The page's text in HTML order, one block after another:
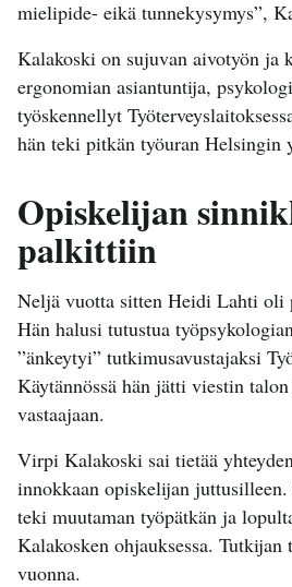
mielipide- eikä tunnekysymys”,
Kalakoski on sujuvan aivotyön ja
ergonomian asiantuntija,
työskennellyt
hän teki pitkän työuran Helsingin
Opiskelijan
palkittiin
Neljä vuotta sitten Heidi Lahti oli
Hän halusi tutustua
”änkeytyi” tutkimusavustajaksi
Käytännössä hän jätti viestin
vastaajaan.
Virpi Kalakoski sai tietää
innokkaan opiskelijan
teki muutaman työpätkän ja
Kalakosken ohjauksessa.
vuonna.